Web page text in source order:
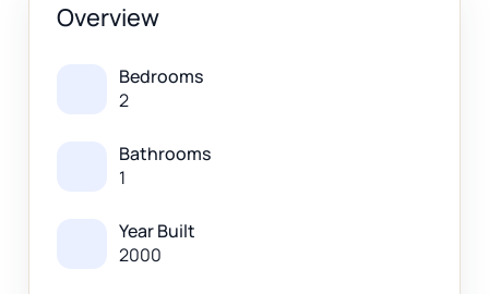
Overview
Bedrooms
2
Bathrooms
1
Year Built
2000